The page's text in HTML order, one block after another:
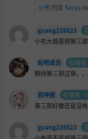
小布 回复 Soryu
guang228823
小布大抵是把第三部
贴吧成员 投稿
期待第三部过审。。
邪神酱 投稿者 -
第三部好像还是没有
guang228823